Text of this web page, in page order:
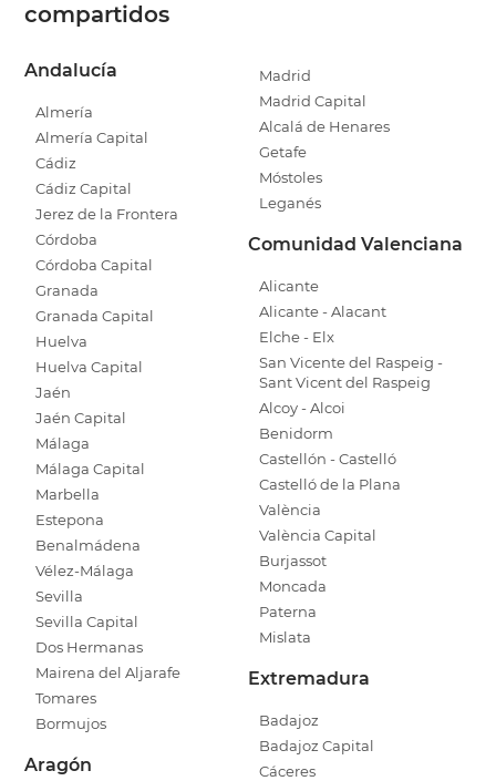
compartidos
Andalucía
Almería
Almería Capital
Cádiz
Cádiz Capital
Jerez de la Frontera
Córdoba
Córdoba Capital
Granada
Granada Capital
Huelva
Huelva Capital
Jaén
Jaén Capital
Málaga
Málaga Capital
Marbella
Estepona
Benalmádena
Vélez-Málaga
Sevilla
Sevilla Capital
Dos Hermanas
Mairena del Aljarafe
Tomares
Bormujos
Aragón
Madrid
Madrid Capital
Alcalá de Henares
Getafe
Móstoles
Leganés
Comunidad Valenciana
Alicante
Alicante - Alacant
Elche - Elx
San Vicente del Raspeig -
Sant Vicent del Raspeig
Alcoy - Alcoi
Benidorm
Castellón - Castelló
Castelló de la Plana
València
València Capital
Burjassot
Moncada
Paterna
Mislata
Extremadura
Badajoz
Badajoz Capital
Cáceres